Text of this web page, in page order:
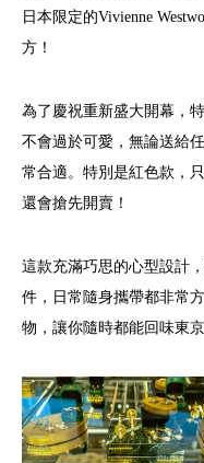
日本限定的Vivienne
方！
為了慶祝重新盛大開幕，
不會過於可愛，無論送給
常合適。特別是紅色款，
還會搶先開賣！
這款充滿巧思的心型設計
件，日常隨身攜帶都非常
物，讓你隨時都能回味東